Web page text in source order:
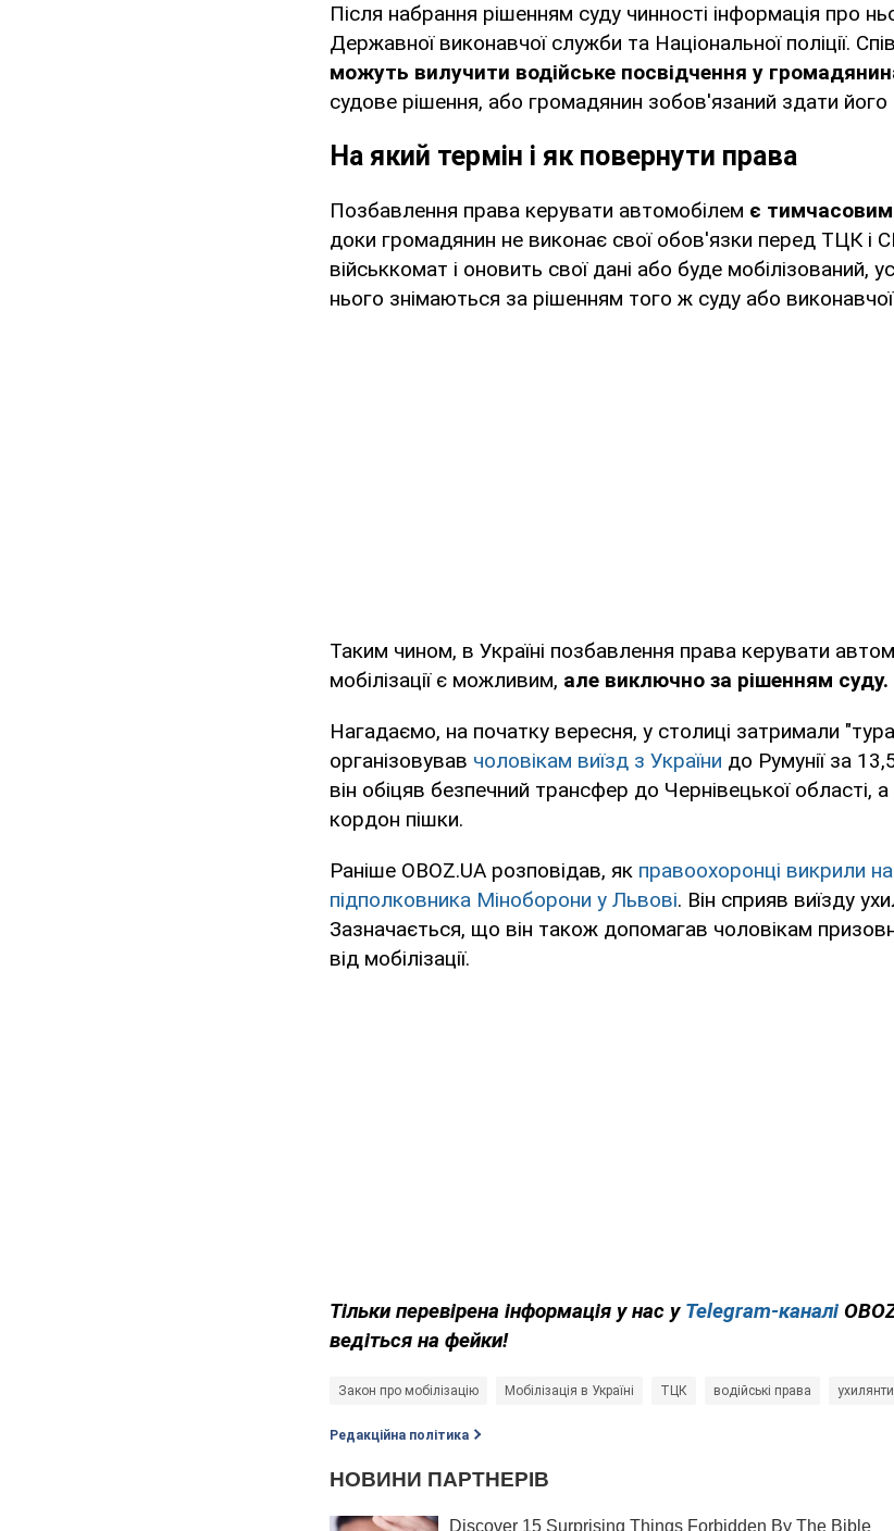
Після набрання рішенням суду чинності інформація про
Державної виконавчої служби та Національної поліції.
можуть вилучити водійське посвідчення у
судове рішення, або громадянин зобов'язаний здати його
На який термін і як повернути права
Позбавлення права керувати автомобілем є
доки громадянин не виконає свої обов'язки перед ТЦК і
військкомат і оновить свої дані або буде мобілізований,
нього знімаються за рішенням того ж суду або
Таким чином, в Україні позбавлення права керувати
мобілізації є можливим, але виключно за рішенням суду.
Нагадаємо, на початку вересня, у столиці затримали
організовував чоловікам виїзд з України до Румунії за
він обіцяв безпечний трансфер до Чернівецької області,
кордон пішки.
Раніше OBOZ.UA розповідав, як правоохоронці викрили на
підполковника Міноборони у Львові. Він сприяв виїзду
Зазначається, що він також допомагав чоловікам
від мобілізації.
Тільки перевірена інформація у нас у Telegram-каналі
ведіться на фейки!
Закон про мобілізацію Мобілізація в Україні ТЦК водійські права ухилянти
Редакційна політика